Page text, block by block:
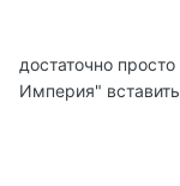
достаточно
Империя"